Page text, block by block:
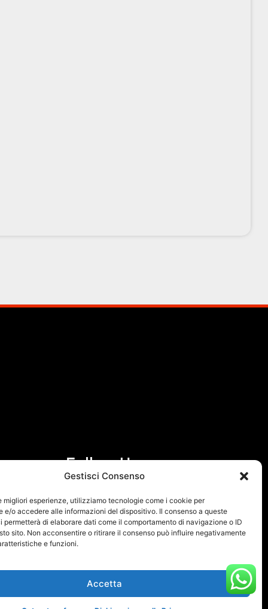
Gestisci Consenso
migliori esperienze, utilizziamo tecnologie come i cookie per
e/o accedere alle informazioni del dispositivo. Il consenso a queste
permetterà di elaborare dati come il comportamento di navigazione o ID
sito. Non acconsentire o ritirare il consenso può influire negativamente
e funzioni.
Accetta
Follow Us
F
a
c
e
o
I
n
s
g
a